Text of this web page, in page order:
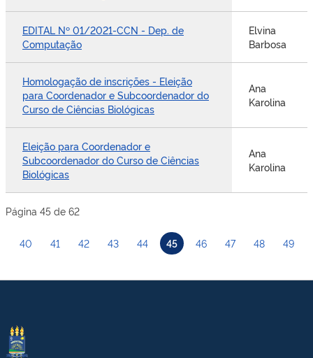
EDITAL Nº 01/2021-CCN - Dep. de
Computação
Elvina
Barbosa
Homologação de inscrições - Eleição
para Coordenador e Subcoordenador do
Curso de Ciências Biológicas
Ana
Karolina
Eleição para Coordenador e
Subcoordenador do Curso de Ciências
Biológicas
Ana
Karolina
Página 45 de 62
40 41 42 43 44 45 46 47 48 49